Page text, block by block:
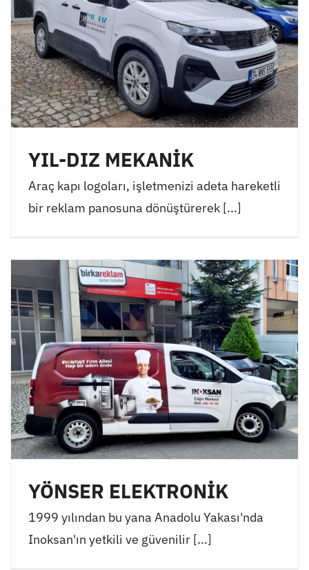
YIL-DIZ MEKANİK
Araç kapı logoları, işletmenizi adeta hareketli
bir reklam panosuna dönüştürerek [...]
YÖNSER ELEKTRONİK
1999 yılından bu yana Anadolu Yakası'nda
Inoksan'ın yetkili ve güvenilir [...]